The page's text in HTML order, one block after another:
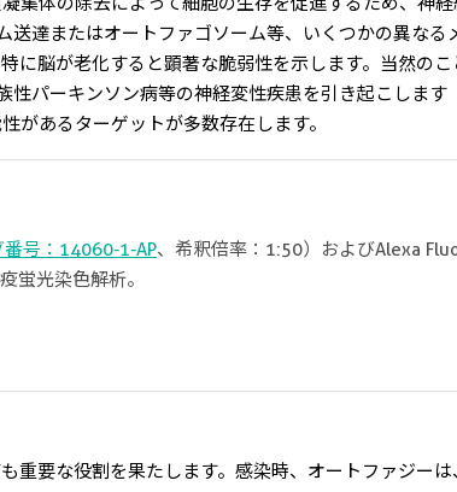
達またはオートファゴソーム等、いくつかの異な
に脳が老化すると顕著な脆弱性を示します。当然の
性パーキンソン病等の神経変性疾患を引き起こしま
があるターゲットが多数存在します。
番号：14060-1-AP、希釈倍率：1:50）およびAlexa
蛍光染色解析。
重要な役割を果たします。感染時、オートファジー